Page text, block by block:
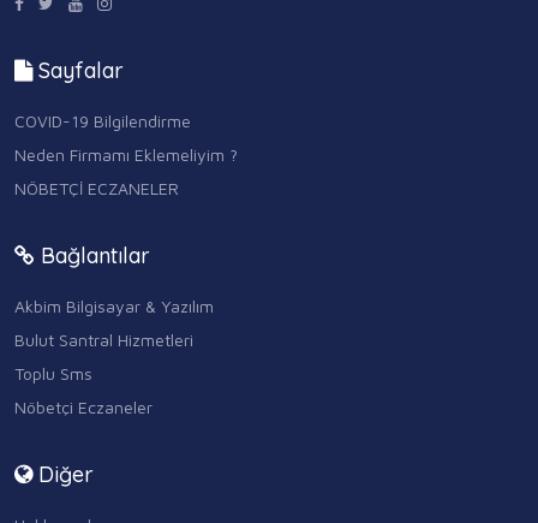
Sayfalar
COVID-19 Bilgilendirme
Neden Firmamı Eklemeliyim ?
NÖBETÇİ ECZANELER
Bağlantılar
Akbim Bilgisayar & Yazılım
Bulut Santral Hizmetleri
Toplu Sms
Nöbetçi Eczaneler
Diğer